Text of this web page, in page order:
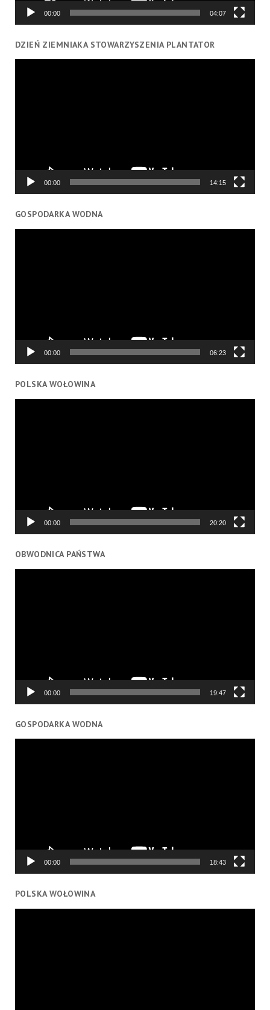
00:00 04:07
DZIEŃ ZIEMNIAKA STOWARZYSZENIA PLANTATOR
00:00 14:15
GOSPODARKA WODNA
00:00 06:23
POLSKA WOŁOWINA
00:00 20:20
OBWODNICA PAŃSTWA
00:00 19:47
GOSPODARKA WODNA
00:00 18:43
POLSKA WOŁOWINA